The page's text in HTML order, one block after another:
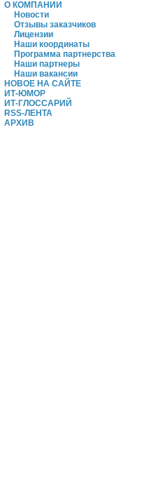
О КОМПАНИИ
Новости
Отзывы заказчиков
Лицензии
Наши координаты
Программа партнерства
Наши партнеры
Наши вакансии
НОВОЕ НА САЙТЕ
ИТ-ЮМОР
ИТ-ГЛОССАРИЙ
RSS-ЛЕНТА
АРХИВ